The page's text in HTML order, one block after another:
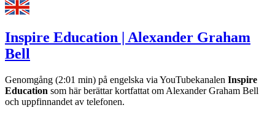
Inspire Education | Alexander Graham
Bell
Genomgång (2:01 min) på engelska via YouTubekanalen Inspire
Education som här berättar kortfattat om Alexander Graham Bell
och uppfinnandet av telefonen.